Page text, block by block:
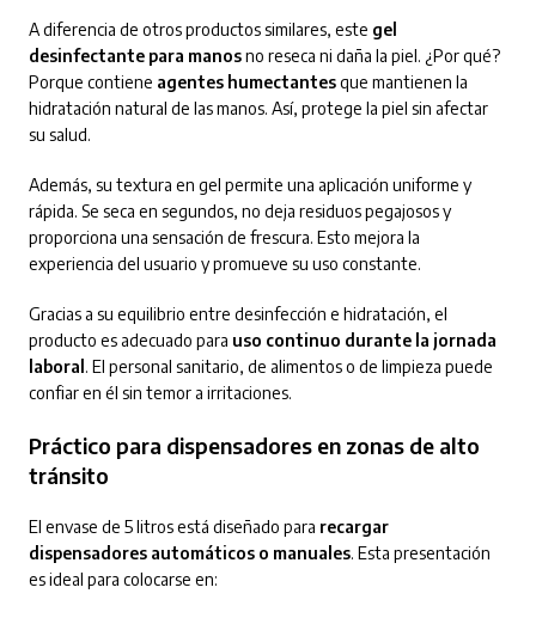
A diferencia de otros productos similares, este gel
desinfectante para manosno reseca ni daña la piel. ¿Por qué?
Porque contiene agentes humectantesque mantienen la
hidratación natural de las manos. Así, protege la piel sin afectar
su salud.
Además, su textura en gel permite una aplicación uniforme y
rápida. Se seca en segundos, no deja residuos pegajosos y
proporciona una sensación de frescura. Esto mejora la
experiencia del usuario y promueve su uso constante.
Gracias a su equilibrio entre desinfección e hidratación, el
producto es adecuado para uso continuo durante la jornada
laboral . El personal sanitario, de alimentos o de limpieza puede
confiar en él sin temor a irritaciones.
Práctico para dispensadores en zonas de alto
tránsito
El envase de 5 litros está diseñado para recargar
dispensadores automáticos o manuales. Esta presentación
es ideal para colocarse en: